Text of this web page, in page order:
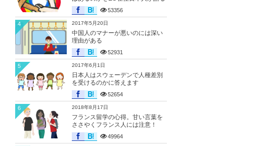
53356
2017年5月20日
中国人のマナーが悪いのには深い
理由がある
52931
4
2017年6月1日
日本人はスウェーデンで人種差別
を受けるのかに答えます
52654
5
2018年8月17日
フランス留学の心得。甘い言葉を
ささやくフランス人には注意！
49964
6